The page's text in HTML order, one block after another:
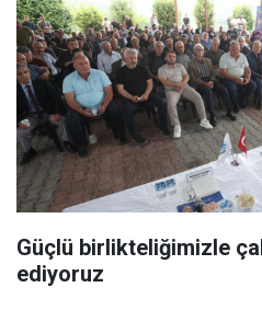
Güçlü birlikteliğimizle
ediyoruz